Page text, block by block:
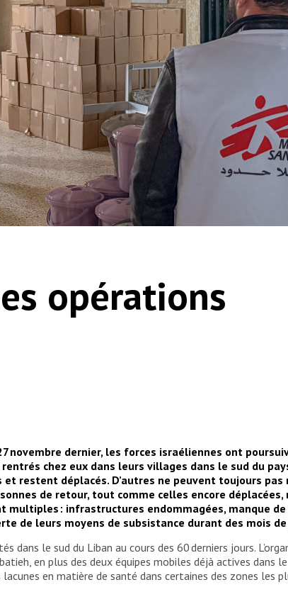
opérations
novembre dernier, les forces israéliennes ont
chez eux dans leurs villages dans le sud du
restent déplacés. D’autres ne peuvent toujours pas
de retour, tout comme celles encore
multiples : infrastructures endommagées, manque
de leurs moyens de subsistance durant des mois
le sud du Liban au cours des 60 derniers jours.
en plus des deux équipes mobiles déjà actives dans
en matière de santé dans certaines des zones les